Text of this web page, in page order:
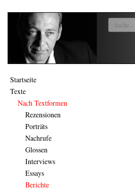
Startseite
Texte
Nach Textformen
Rezensionen
Porträts
Nachrufe
Glossen
Interviews
Essays
Berichte